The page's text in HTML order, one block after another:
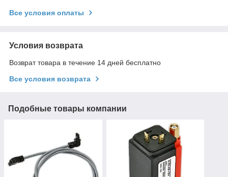
Все условия оплаты
Условия возврата
Возврат товара в течение 14 дней бесплатно
Все условия возврата
Подобные товары компании